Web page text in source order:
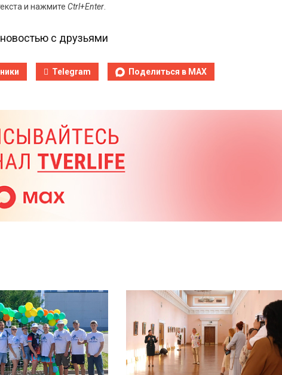
и нажмите Ctrl+Enter
с друзьями
Telegram Поделиться в MAX